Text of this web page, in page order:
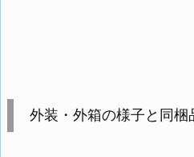
外装・外箱の様子と同梱